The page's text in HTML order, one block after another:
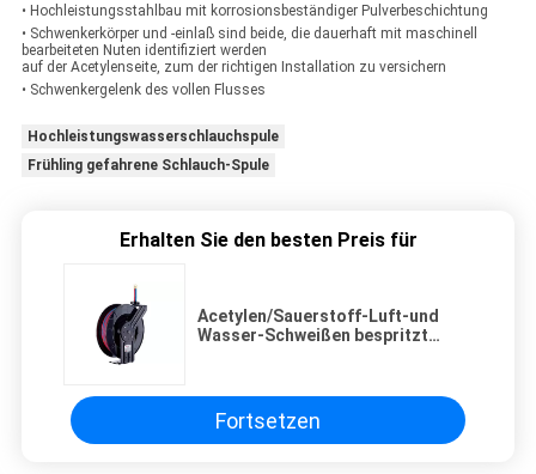
• Hochleistungsstahlbau mit korrosionsbeständiger Pulverbeschichtung
• Schwenkerkörper und -einlaß sind beide, die dauerhaft mit maschinell
bearbeiteten Nuten identifiziert werden
auf der Acetylenseite, zum der richtigen Installation zu versichern
• Schwenkergelenk des vollen Flusses
Hochleistungswasserschlauchspule
Frühling gefahrene Schlauch-Spule
Erhalten Sie den besten Preis für
Acetylen/Sauerstoff-Luft-und
Wasser-Schweißen bespritzt
Fortsetzen